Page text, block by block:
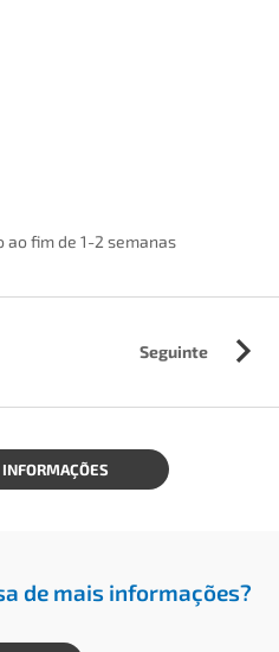
fim de 1-2 semanas
Seguinte
de mais informações?